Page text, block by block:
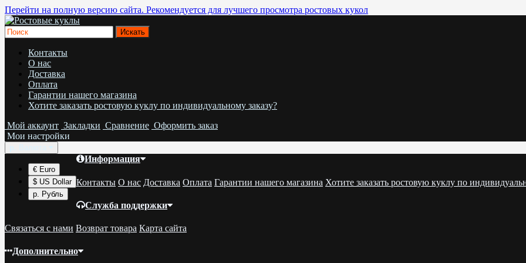
Перейти на полную версию сайта. Рекомендуется для лучшего просмотра ростовых кукол
Контакты
О нас
Доставка
Оплата
Гарантии нашего магазина
Хотите заказать ростовую куклу по индивидуальному заказу?
Мой аккаунт Закладки Сравнение Оформить заказ
Мои настройки
€ Euro
$ US Dollar
р. Рубль
Информация
Контакты О нас Доставка Оплата Гарантии нашего магазина Хотите заказать ростовую куклу по
Служба поддержки
Связаться с нами Возврат товара Карта сайта
Дополнительно